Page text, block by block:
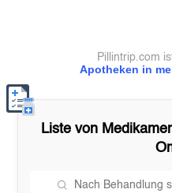
Apotheken in
Pillintrip.com
Liste von